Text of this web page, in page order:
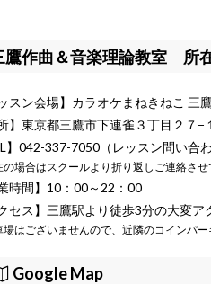
鷹作曲＆音楽理論教室 所
ッスン会場】カラオケまねきねこ 三
所】東京都三鷹市下連雀３丁目２７−
】042-337-7050（レッスン問い合
場合はスクールより折り返しご連絡させ
業時間】10：00～22：00
クセス】三鷹駅より徒歩3分の大変ア
はございませんので、近隣のコインパー
Google Map